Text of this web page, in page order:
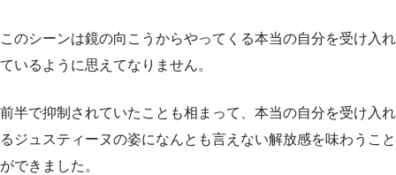
このシーンは鏡の向こうからやってくる本当の自分を受け入れ
ているように思えてなりません。
前半で抑制されていたことも相まって、本当の自分を受け入れ
るジュスティーヌの姿になんとも言えない解放感を味わうこと
ができました。